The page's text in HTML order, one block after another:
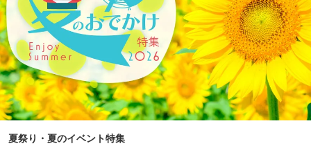
夏祭り・夏のイベント特集